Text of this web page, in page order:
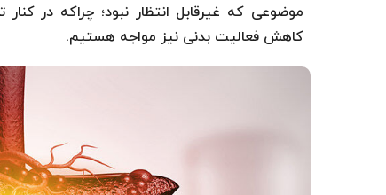
موضوعی که غیرقابل انتظار نبود؛ چراکه در
کاهش فعالیت‌ بدنی نیز مواجه هستیم.